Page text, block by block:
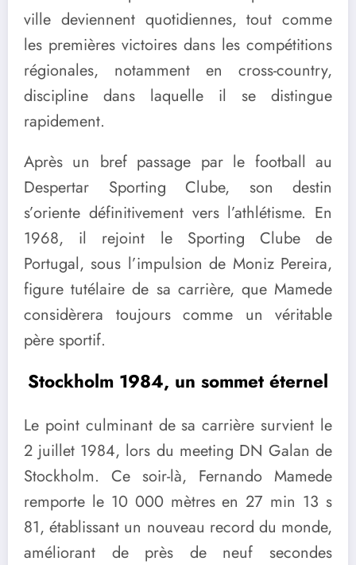
ville deviennent quotidiennes, tout comme
les premières victoires dans les compétitions
régionales, notamment en cross-country,
discipline dans laquelle il se distingue
rapidement.
Après un bref passage par le football au
Despertar Sporting Clube, son destin
s’oriente définitivement vers l’athlétisme. En
1968, il rejoint le Sporting Clube de
Portugal, sous l’impulsion de Moniz Pereira,
figure tutélaire de sa carrière, que Mamede
considèrera toujours comme un véritable
père sportif.
Stockholm 1984, un sommet éternel
Le point culminant de sa carrière survient le
2 juillet 1984, lors du meeting DN Galan de
Stockholm. Ce soir-là, Fernando Mamede
remporte le 10 000 mètres en 27 min 13 s
81, établissant un nouveau record du monde,
améliorant de près de neuf secondes